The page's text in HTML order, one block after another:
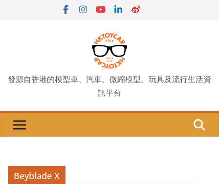
發源自香港的模型車、汽車、微縮模型、玩具及流行生活資
訊平台
Beyblade X